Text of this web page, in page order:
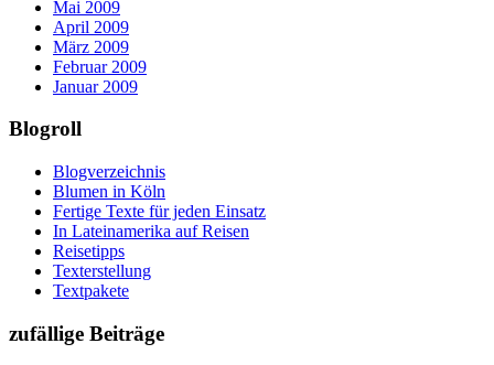
Mai 2009
April 2009
März 2009
Februar 2009
Januar 2009
Blogroll
Blogverzeichnis
Blumen in Köln
Fertige Texte für jeden Einsatz
In Lateinamerika auf Reisen
Reisetipps
Texterstellung
Textpakete
zufällige Beiträge